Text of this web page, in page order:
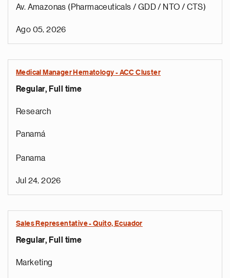
Av. Amazonas (Pharmaceuticals / GDD / NTO / CTS)
Ago 05, 2026
Medical Manager Hematology - ACC Cluster
Regular, Full time
Research
Panamá
Panama
Jul 24, 2026
Sales Representative - Quito, Ecuador
Regular, Full time
Marketing